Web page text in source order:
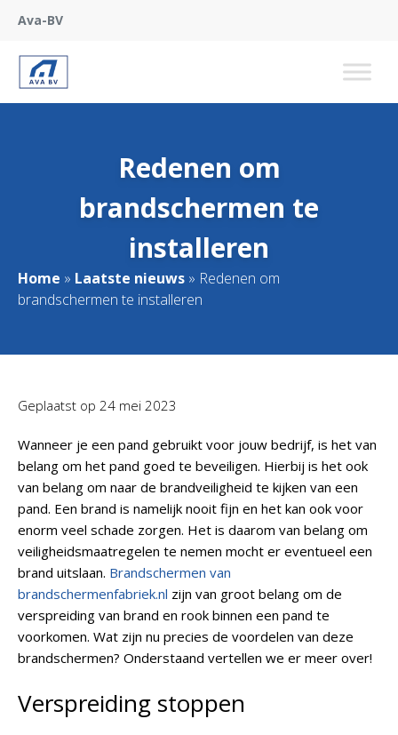
Ava-BV
Redenen om
brandschermen te
installeren
Home » Laatste nieuws » Redenen om
brandschermen te installeren
Geplaatst op 24 mei 2023
Wanneer je een pand gebruikt voor jouw bedrijf, is het van
belang om het pand goed te beveiligen. Hierbij is het ook
van belang om naar de brandveiligheid te kijken van een
pand. Een brand is namelijk nooit fijn en het kan ook voor
enorm veel schade zorgen. Het is daarom van belang om
veiligheidsmaatregelen te nemen mocht er eventueel een
brand uitslaan. Brandschermen van
brandschermenfabriek.nl zijn van groot belang om de
verspreiding van brand en rook binnen een pand te
voorkomen. Wat zijn nu precies de voordelen van deze
brandschermen? Onderstaand vertellen we er meer over!
Verspreiding stoppen